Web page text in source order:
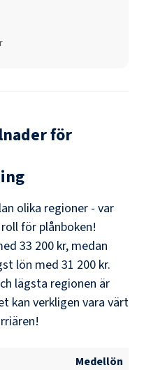
för
olika regioner - var
för plånboken!
33 200 kr, medan
lön med 31 200 kr.
lägsta regionen är
kan verkligen vara värt
Medellön